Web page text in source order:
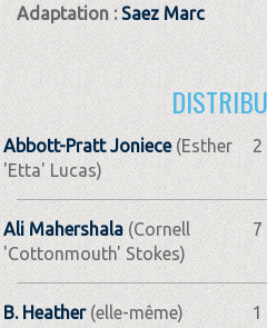
Adaptation : Saez Marc
Abbott-Pratt Joniece(Esther
'Etta' Lucas)
2
Ali Mahershala(Cornell
'Cottonmouth' Stokes)
7
B. Heather(elle-même) 1